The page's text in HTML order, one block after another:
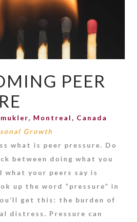
PEER
Montreal, Canada
Growth
what is peer pressure. Do
between doing what you
what your peers say is
up the word “pressure” in
get this: the burden of
distress. Pressure can